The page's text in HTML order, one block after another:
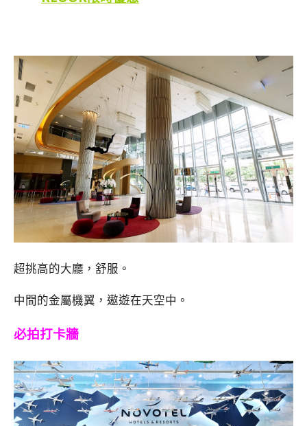
超挑高的大廳，舒服。
中間的金屬機翼，遨遊在天空中。
必拍打卡牆